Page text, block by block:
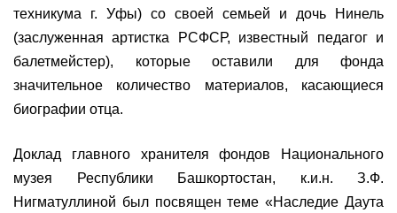
техникума г. Уфы) со своей семьей и дочь Нинель
(заслуженная артистка РСФСР, известный педагог и
балетмейстер), которые оставили для фонда
значительное количество материалов, касающиеся
биографии отца.
Доклад главного хранителя фондов Национального
музея Республики Башкортостан, к.и.н. З.Ф.
Нигматуллиной был посвящен теме «Наследие Даута